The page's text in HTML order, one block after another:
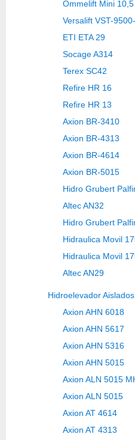
Ommelift Mini
Versalift VST-
ETI ETA 29
Socage A314
Terex SC42
Refire HR 16
Refire HR 13
Axion BR-3410
Axion BR-4313
Axion BR-4614
Axion BR-5015
Hidro Grubert
Altec AN32
Hidro Grubert
Hidraulica Movil
Hidraulica Movil
Altec AN29
Hidroelevador Aislados
Axion AHN 6018
Axion AHN 5617
Axion AHN 5316
Axion AHN 5015
Axion ALN 5015
Axion ALN 5015
Axion AT 4614
Axion AT 4313